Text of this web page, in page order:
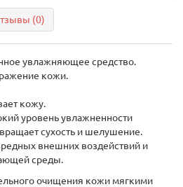
(0)
увлажняющее средство.
кожи.
кожу.
уровень увлажненности
сухость и шелушение.
внешних воздействий и
среды.
очищения кожи мягкими